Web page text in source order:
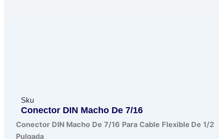
Sku
Conector DIN Macho De 7/16
Conector DIN Macho De 7/16 Para Cable Flexible De 1/2
Pulgada